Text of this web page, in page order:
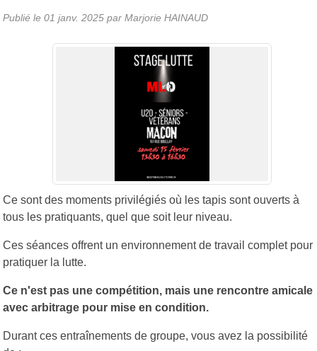
Publié le 01 janv. 2025 par Marjorie HAINAUD
Ce sont des moments privilégiés où les tapis sont ouverts à
tous les pratiquants, quel que soit leur niveau.
Ces séances offrent un environnement de travail complet pour
pratiquer la lutte.
Ce n'est pas une compétition, mais une rencontre amicale
avec arbitrage pour mise en condition.
Durant ces entraînements de groupe, vous avez la possibilité